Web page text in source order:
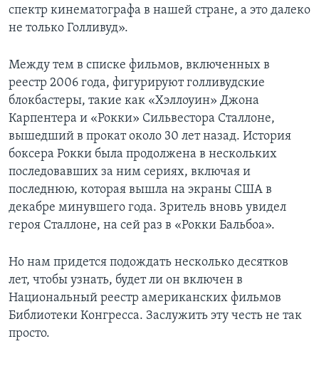
спектр кинематографа в нашей стране, а это далеко
не только Голливуд».
Между тем в списке фильмов, включенных в
реестр 2006 года, фигурируют голливудские
блокбастеры, такие как «Хэллоуин» Джона
Карпентера и «Рокки» Сильвестора Сталлоне,
вышедший в прокат около 30 лет назад. История
боксера Рокки была продолжена в нескольких
последовавших за ним сериях, включая и
последнюю, которая вышла на экраны США в
декабре минувшего года. Зритель вновь увидел
героя Сталлоне, на сей раз в «Рокки Бальбоа».
Но нам придется подождать несколько десятков
лет, чтобы узнать, будет ли он включен в
Национальный реестр американских фильмов
Библиотеки Конгресса. Заслужить эту честь не так
просто.